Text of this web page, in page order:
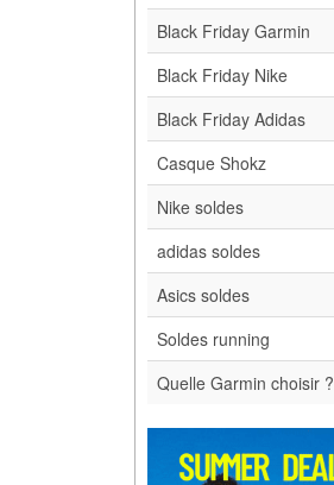
Black Friday Garmin
Black Friday Nike
Black Friday Adidas
Casque Shokz
Nike soldes
adidas soldes
Asics soldes
Soldes running
Quelle Garmin choisir ?